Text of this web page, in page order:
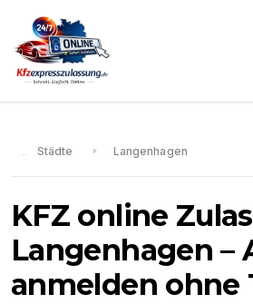
Städte Langenhagen
KFZ online
Langenhagen –
anmelden ohne